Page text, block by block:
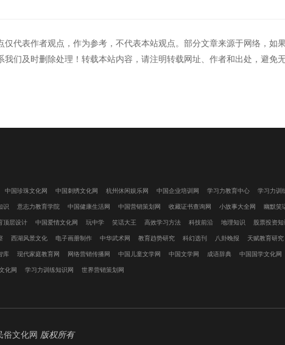
仅代表作者观点，作为参考，不代表本站观点。部分文章来源于网络，如
我们及时删除处理！转载本站内容，请注明转载网址、作者和出处，避免无
中国珍珠文化网 中国刺绣文化网 杭州休闲娱乐网 中国企业培训网 学习力教育中心 学习力训
识 意志力教育学院 中国健康生活网 中国营销策划网 收藏证书查询网 小故事大全网 幽默笑
顶层设计 中国爱情文化网 玩中学 笑话大王 高效学习方法 科技前沿 地理知识 股票投资知
西湖风景文化 电子画册制作 中华武术网 教育趋势研究 科幻选刊 八卦晚报 天赋教育研究
库 现代家庭教育网 网络营销传播网 中国儿童文学网 中国文学网 成语辞典 中国国学文化网
化网 学习力训练知识网 世界营销策划网
俗文化网 版权所有